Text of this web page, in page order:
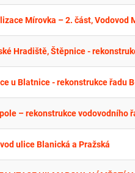
Mírovka – 2. část, Vodovod
Hradiště, Štěpnice -
u Blatnice - rekonstrukce řadu
– rekonstrukce vodovodního
ulice Blanická a Pražská